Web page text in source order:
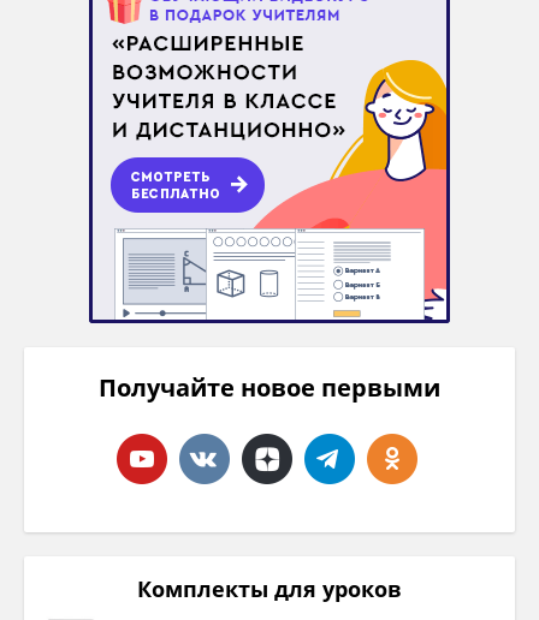
Получайте новое первыми
Комплекты для уроков